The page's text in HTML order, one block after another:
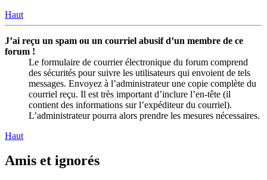
Haut
J’ai reçu un spam ou un courriel abusif d’un membre de ce
forum !
Le formulaire de courrier électronique du forum comprend
des sécurités pour suivre les utilisateurs qui envoient de tels
messages. Envoyez à l’administrateur une copie complète du
courriel reçu. Il est très important d’inclure l’en-tête (il
contient des informations sur l’expéditeur du courriel).
L’administrateur pourra alors prendre les mesures nécessaires.
Haut
Amis et ignorés